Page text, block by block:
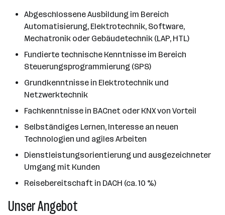
Abgeschlossene Ausbildung im Bereich
Automatisierung, Elektrotechnik, Software,
Mechatronik oder Gebäudetechnik (LAP, HTL)
Fundierte technische Kenntnisse im Bereich
Steuerungsprogrammierung (SPS)
Grundkenntnisse in Elektrotechnik und
Netzwerktechnik
Fachkenntnisse in BACnet oder KNX von Vorteil
Selbständiges Lernen, Interesse an neuen
Technologien und agiles Arbeiten
Dienstleistungsorientierung und ausgezeichneter
Umgang mit Kunden
Reisebereitschaft in DACH (ca. 10 %)
Unser Angebot